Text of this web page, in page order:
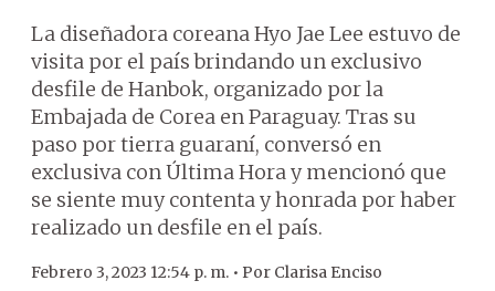
La diseñadora coreana Hyo Jae Lee estuvo de
visita por el país brindando un exclusivo
desfile de Hanbok, organizado por la
Embajada de Corea en Paraguay. Tras su
paso por tierra guaraní, conversó en
exclusiva con Última Hora y mencionó que
se siente muy contenta y honrada por haber
realizado un desfile en el país.
Febrero 3, 2023 12:54 p. m. • Por Clarisa Enciso